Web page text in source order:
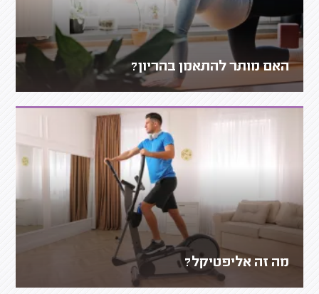
האם מותר להתאמן בהריון?
מה זה אליפטיקל?